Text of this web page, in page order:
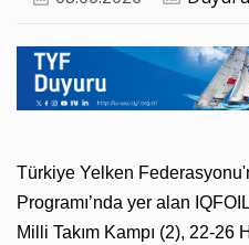
Türkiye Yelken
Programı’nda yer alan
Milli Takım Kampı (2), 22-26